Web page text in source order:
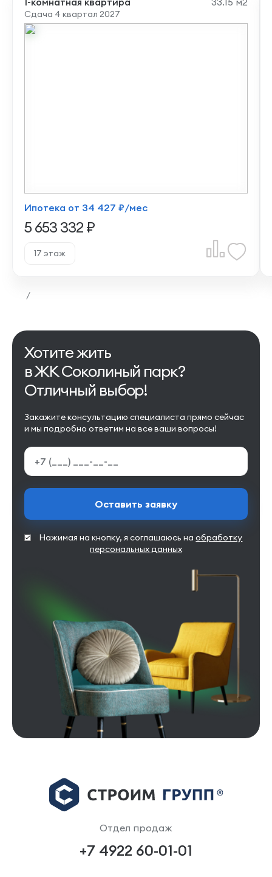
Сдача 4 квартал 2027
Ипотека от 34 427 ₽/мес
5 653 332 ₽
17 этаж
/
Хотите жить
в ЖК Соколиный парк?
Отличный выбор!
Закажите консультацию специалиста прямо сейчас
и мы подробно ответим на все ваши вопросы!
Оставить заявку
Нажимая на кнопку, я соглашаюсь наобработку
персональных данных
Отдел продаж
+7 4922 60-01-01